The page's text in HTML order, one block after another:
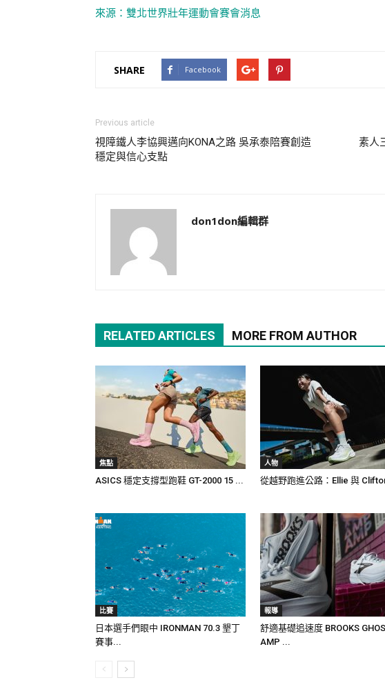
來源：雙北世界壯年運動會賽會消息
SHARE Facebook
Previous article
視障鐵人李協興邁向KONA之路 吳承泰陪賽創造
穩定與信心支點
素人
don1don編輯群
RELATED ARTICLES MORE FROM AUTHOR
焦點
ASICS 穩定支撐型跑鞋 GT-2000 15 ...
人物
從越野跑進公路：Ellie 與
比賽
日本選手們眼中 IRONMAN 70.3 墾丁
賽事...
報導
舒適基礎追速度 BROOKS
AMP ...